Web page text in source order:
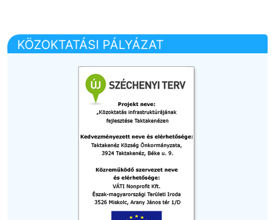
KÖZOKTATÁSI PÁLYÁZAT